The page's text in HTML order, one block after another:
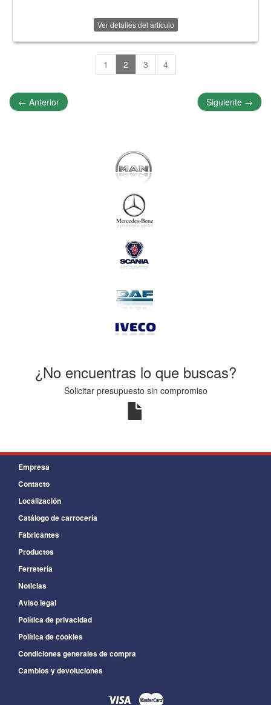
Ver detalles del artículo
1 2 3 4
← Anterior Siguiente →
¿No encuentras lo que buscas?
Solicitar presupuesto sin compromiso
Empresa
Contacto
Localización
Catálogo de carrocería
Fabricantes
Productos
Ferretería
Noticias
Aviso legal
Política de privacidad
Política de cookies
Condiciones generales de compra
Cambios y devoluciones